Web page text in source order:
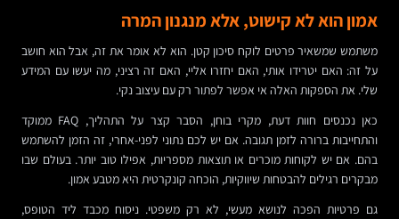
אמון הוא לא קישוט, אלא מנגנון המרה
משתמש שמשאיר פרטים לוקח סיכון קטן. הוא לא אומר את זה, אבל הוא חושב
על זה: האם יטרידו אותי, האם יחזרו אליי, האם זה רציני, מה יעשו עם המידע
שלי. את הספקות האלה אי אפשר לפתור רק עם עיצוב נקי.
כאן נכנסים חוות דעת, מקרי בוחן, הסבר קצר על התהליך, FAQ ממוקד
והתחייבות ברורה לזמן תגובה. אם יש לכם נתוני לפני-אחרי, זה הזמן להשתמש
בהם. אם יש לקוחות מוכרים או תוצאות מספריות, אפילו טוב יותר. בעולם שבו
מבקרים רגילים להבטחות שיווקיות, הוכחה קונקרטית היא מטבע אמון.
גם פרטיות הפכה לנושא מעשי, לא רק משפטי. ניסוח מכבד ליד הטופס,